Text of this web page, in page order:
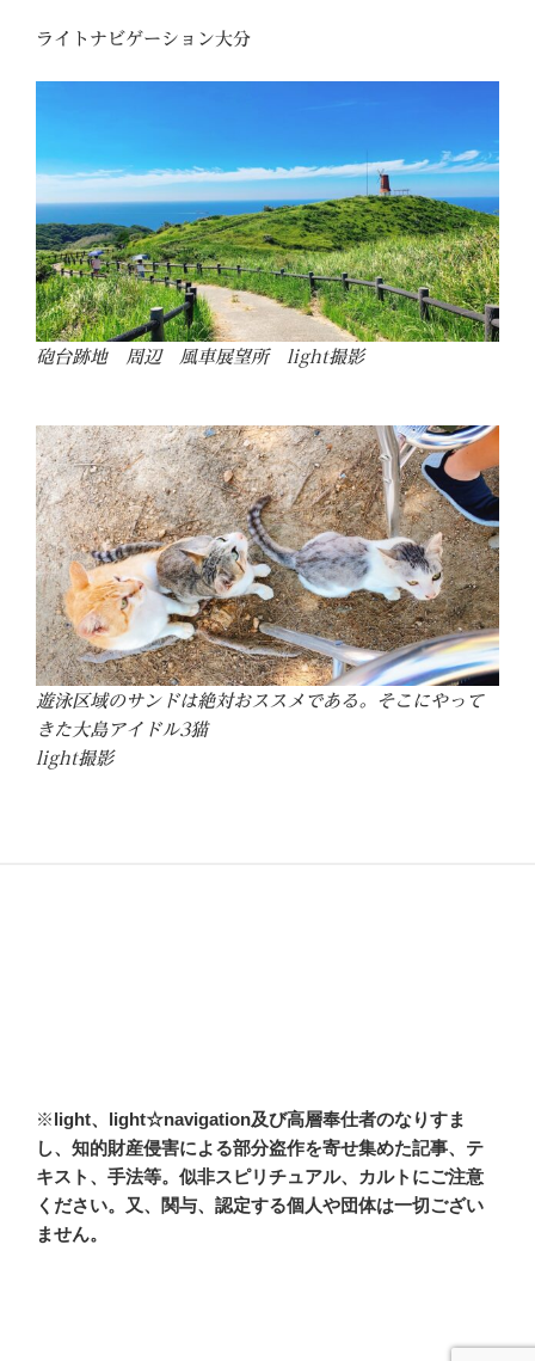
ライトナビゲーション大分
砲台跡地 周辺 風車展望所 light撮影
遊泳区域のサンドは絶対おススメである。そこにやって
きた大島アイドル3猫
light撮影
※light、light☆navigation及び高層奉仕者のなりすま
し、知的財産侵害による部分盗作を寄せ集めた記事、テ
キスト、手法等。似非スピリチュアル、カルトにご注意
ください。又、関与、認定する個人や団体は一切ござい
ません。